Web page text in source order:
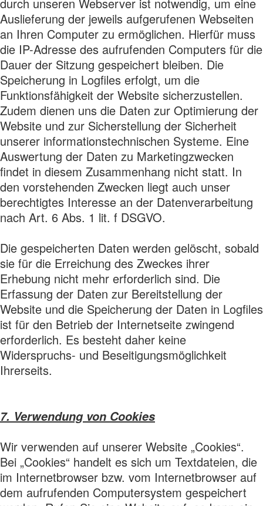
Auslieferung der jeweils aufgerufenen Webseiten
an Ihren Computer zu ermöglichen. Hierfür muss
die IP-Adresse des aufrufenden Computers für die
Dauer der Sitzung gespeichert bleiben. Die
Speicherung in Logfiles erfolgt, um die
Funktionsfähigkeit der Website sicherzustellen.
Zudem dienen uns die Daten zur Optimierung der
Website und zur Sicherstellung der Sicherheit
unserer informationstechnischen Systeme. Eine
Auswertung der Daten zu Marketingzwecken
findet in diesem Zusammenhang nicht statt. In
den vorstehenden Zwecken liegt auch unser
berechtigtes Interesse an der Datenverarbeitung
nach Art. 6 Abs. 1 lit. f DSGVO.
Die gespeicherten Daten werden gelöscht, sobald
sie für die Erreichung des Zweckes ihrer
Erhebung nicht mehr erforderlich sind. Die
Erfassung der Daten zur Bereitstellung der
Website und die Speicherung der Daten in Logfiles
ist für den Betrieb der Internetseite zwingend
erforderlich. Es besteht daher keine
Widerspruchs- und Beseitigungsmöglichkeit
Ihrerseits.
7. Verwendung von Cookies
Wir verwenden auf unserer Website „Cookies“.
Bei „Cookies“ handelt es sich um Textdateien, die
im Internetbrowser bzw. vom Internetbrowser auf
dem aufrufenden Computersystem gespeichert